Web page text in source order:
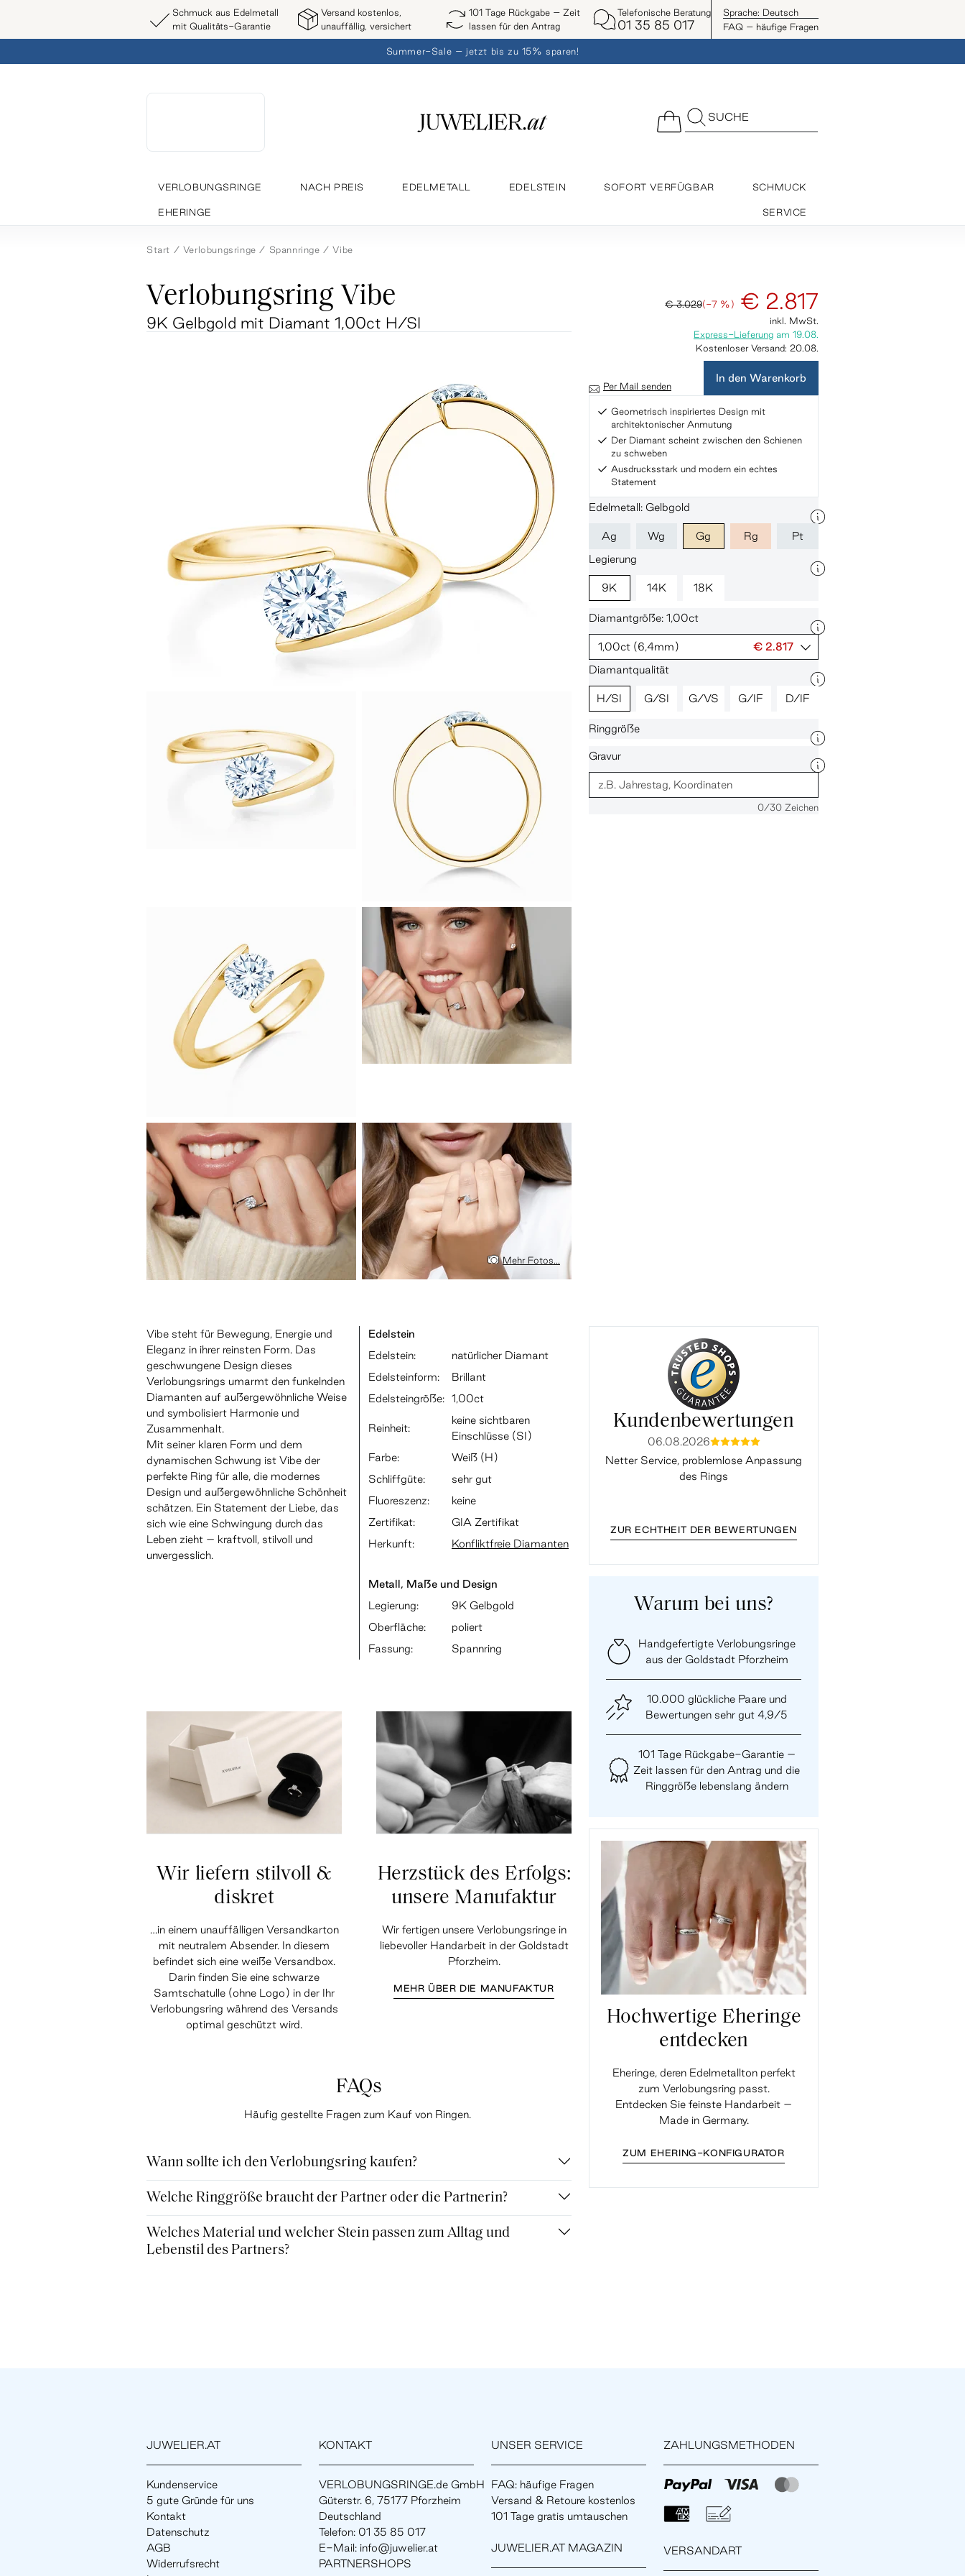
Schmuck aus Edelmetall
mit Qualitäts-Garantie
Versand kostenlos,
unauffällig, versichert
101 Tage Rückgabe – Zeit
lassen für den Antrag
Telefonische Beratung
01 35 85 017
Sprache: Deutsch
FAQ – häufige Fragen
Summer-Sale – jetzt bis zu 15% sparen!
SUCHE
VERLOBUNGSRINGE NACH PREIS EDELMETALL EDELSTEIN SOFORT VERFÜGBAR SCHMUCK
EHERINGE SERVICE
Start Verlobungsringe Spannringe Vibe
Verlobungsring Vibe
9K Gelbgold mit Diamant 1,00ct H/SI
Mehr Fotos...
€ 3.029(-7 %) € 2.817
inkl. MwSt.
Express-Lieferung am 19.08.
Kostenloser Versand: 20.08.
Per Mail senden
In den Warenkorb
Geometrisch inspiriertes Design mit
architektonischer Anmutung
Der Diamant scheint zwischen den Schienen
zu schweben
Ausdrucksstark und modern ein echtes
Statement
Edelmetall: Gelbgold
Ag Wg Gg Rg
Pt
Legierung
9K 14K 18K
Diamantgröße: 1,00ct
1,00ct (6,4mm)
€ 2.817
Diamantqualität
H/SI G/SI G/VS G/IF D/IF
Ringgröße
Gravur
0/30 Zeichen
Vibe steht für Bewegung, Energie und
Eleganz in ihrer reinsten Form. Das
geschwungene Design dieses
Verlobungsrings umarmt den funkelnden
Diamanten auf außergewöhnliche Weise
und symbolisiert Harmonie und
Zusammenhalt.
Mit seiner klaren Form und dem
dynamischen Schwung ist Vibe der
perfekte Ring für alle, die modernes
Design und außergewöhnliche Schönheit
schätzen. Ein Statement der Liebe, das
sich wie eine Schwingung durch das
Leben zieht – kraftvoll, stilvoll und
unvergesslich.
Edelstein
Edelstein:
natürlicher Diamant
Edelsteinform:
Brillant
Edelsteingröße: 1,00ct
Reinheit:
keine sichtbaren
Einschlüsse (SI)
Farbe:
Weiß (H)
Schliffgüte:
sehr gut
Fluoreszenz:
keine
Zertifikat:
GIA Zertifikat
Herkunft:
Konfliktfreie Diamanten
Metall, Maße und Design
Legierung:
9K Gelbgold
Oberfläche:
poliert
Fassung:
Spannring
Wir liefern stilvoll &
diskret
…in einem unauffälligen Versandkarton
mit neutralem Absender. In diesem
befindet sich eine weiße Versandbox.
Darin finden Sie eine schwarze
Samtschatulle (ohne Logo) in der Ihr
Verlobungsring während des Versands
optimal geschützt wird.
Herzstück des Erfolgs:
unsere Manufaktur
Wir fertigen unsere Verlobungsringe in
liebevoller Handarbeit in der Goldstadt
Pforzheim.
MEHR ÜBER DIE MANUFAKTUR
FAQs
Häufig gestellte Fragen zum Kauf von Ringen.
Wann sollte ich den Verlobungsring kaufen?
Welche Ringgröße braucht der Partner oder die Partnerin?
Welches Material und welcher Stein passen zum Alltag und
Lebenstil des Partners?
Kundenbewertungen
06.08.2026mmmmm
Netter Service, problemlose Anpassung
des Rings
ZUR ECHTHEIT DER BEWERTUNGEN
Warum bei uns?
Handgefertigte Verlobungsringe
aus der Goldstadt Pforzheim
10.000 glückliche Paare und
Bewertungen sehr gut 4,9/5
101 Tage Rückgabe-Garantie –
Zeit lassen für den Antrag und die
Ringgröße lebenslang ändern
Hochwertige Eheringe
entdecken
Eheringe, deren Edelmetallton perfekt
zum Verlobungsring passt.
Entdecken Sie feinste Handarbeit –
Made in Germany.
ZUM EHERING-KONFIGURATOR
JUWELIER.AT
Kundenservice
5 gute Gründe für uns
Kontakt
Datenschutz
AGB
Widerrufsrecht
KONTAKT
VERLOBUNGSRINGE.de GmbH
Güterstr. 6, 75177 Pforzheim
Deutschland
Telefon: 01 35 85 017
E-Mail: info@juwelier.at
PARTNERSHOPS
UNSER SERVICE
FAQ: häufige Fragen
Versand & Retoure kostenlos
101 Tage gratis umtauschen
JUWELIER.AT MAGAZIN
ZAHLUNGSMETHODEN
VERSANDART